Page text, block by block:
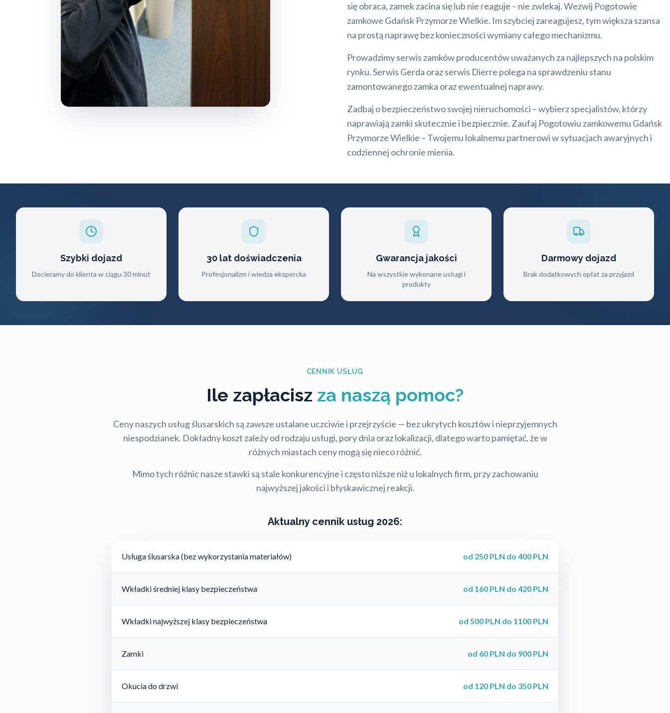
się obraca, zamek zacina się lub nie reaguje – nie zwlekaj. Wezwij Pogotowie
zamkowe Gdańsk Przymorze Wielkie. Im szybciej zareagujesz, tym większa szansa
na prostą naprawę bez konieczności wymiany całego mechanizmu.
Prowadzimy serwis zamków producentów uważanych za najlepszych na polskim
rynku. Serwis Gerda oraz serwis Dierre polega na sprawdzeniu stanu
zamontowanego zamka oraz ewentualnej naprawy.
Zadbaj o bezpieczeństwo swojej nieruchomości – wybierz specjalistów, którzy
naprawiają zamki skutecznie i bezpiecznie. Zaufaj Pogotowiu zamkowemu Gdańsk
Przymorze Wielkie – Twojemu lokalnemu partnerowi w sytuacjach awaryjnych i
codziennej ochronie mienia.
Szybki dojazd
Docieramy do klienta w ciągu 30 minut
30 lat doświadczenia
Profesjonalizm i wiedza ekspercka
Gwarancja jakości
Na wszystkie wykonane usługi i
produkty
Darmowy dojazd
Brak dodatkowych opłat za przyjazd
CENNIK USŁUG
Ile zapłacisz za naszą pomoc?
Ceny naszych usług ślusarskich są zawsze ustalane uczciwie i przejrzyście — bez ukrytych kosztów i nieprzyjemnych
niespodzianek. Dokładny koszt zależy od rodzaju usługi, pory dnia oraz lokalizacji, dlatego warto pamiętać, że w
różnych miastach ceny mogą się nieco różnić.
Mimo tych różnic nasze stawki są stale konkurencyjne i często niższe niż u lokalnych firm, przy zachowaniu
najwyższej jakości i błyskawicznej reakcji.
Aktualny cennik usług 2026:
Usługa ślusarska (bez wykorzystania materiałów) od 250 PLN do 400 PLN
Wkładki średniej klasy bezpieczeństwa od 160 PLN do 420 PLN
Wkładki najwyższej klasy bezpieczeństwa od 500 PLN do 1100 PLN
Zamki od 60 PLN do 900 PLN
Okucia do drzwi od 120 PLN do 350 PLN